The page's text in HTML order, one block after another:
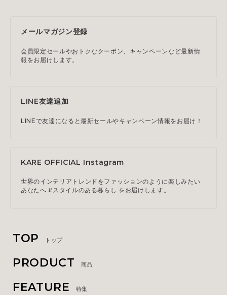
メールマガジン登録
会員限定セールやおトクなクーポン、キャンペーンなど最新情
報をお届けします。
LINE友達追加
LINEで友達になると最新セールやキャンペーン情報をお届け！
KARE OFFICIAL Instagram
世界のインテリアトレンドをファッションのように楽しみたい
あなたへ #スタイルのある暮らし をお届けします。
TOP トップ
PRODUCT 商品
FEATURE 特集